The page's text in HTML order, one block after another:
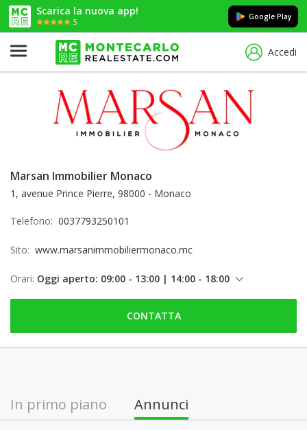
Scarica la nuova app!
5
Google Play
Accedi
Marsan Immobilier Monaco
1, avenue Prince Pierre, 98000 - Monaco
Telefono: 0037793250101
Sito: www.marsanimmobiliermonaco.mc
Orari: Oggi aperto: 09:00 - 13:00 | 14:00 - 18:00
giovedì: 09:00 - 13:00 | 14:00 - 18:00
venerdì: 09:00 - 12:30 | 14:00 - 17:30
martedì: 09:00 - 13:00 | 14:00 - 18:00
mercoledì: 09:00 - 13:00 | 14:00 - 18:00
CONTATTA
In primo piano Annunci